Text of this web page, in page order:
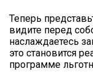
Теперь
видите перед
наслаждаетесь
это становится
программе